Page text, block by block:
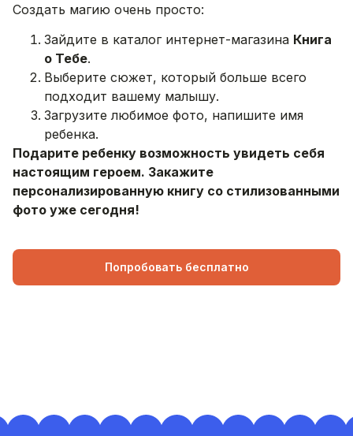
Создать магию очень просто:
Зайдите в каталог интернет-магазина Книга
о Тебе.
Выберите сюжет, который больше всего
подходит вашему малышу.
Загрузите любимое фото, напишите имя
ребенка.
Подарите ребенку возможность увидеть себя
настоящим героем. Закажите
персонализированную книгу со стилизованными
фото уже сегодня!
Попробовать бесплатно